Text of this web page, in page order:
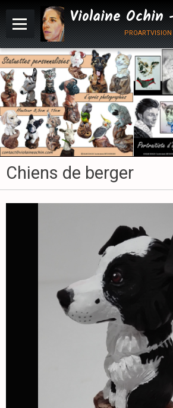
proartvision
Chiens de berger